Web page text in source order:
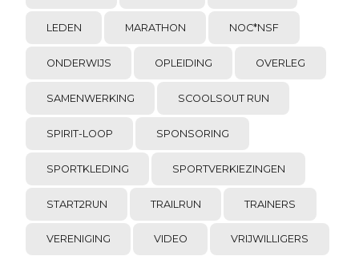
LEDEN MARATHON NOC*NSF
ONDERWIJS OPLEIDING OVERLEG
SAMENWERKING SCOOLSOUT RUN
SPIRIT-LOOP SPONSORING
SPORTKLEDING SPORTVERKIEZINGEN
START2RUN TRAILRUN TRAINERS
VERENIGING VIDEO VRIJWILLIGERS